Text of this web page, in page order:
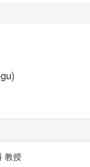
教授